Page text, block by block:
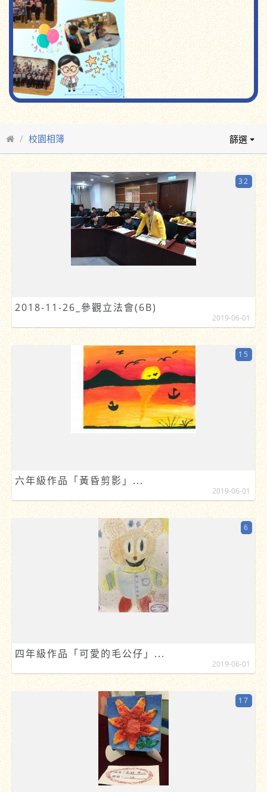
校園相簿 篩選
2018-11-26_參觀立法會(6B)
32
2019-06-01
六年級作品「黃昏剪影」...
15
2019-06-01
四年級作品「可愛的毛公仔」...
6
2019-06-01
17